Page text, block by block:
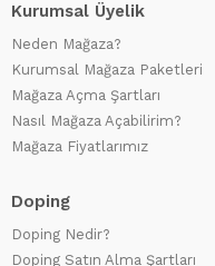
Kurumsal Üyelik
Neden Mağaza?
Kurumsal Mağaza Paketleri
Mağaza Açma Şartları
Nasıl Mağaza Açabilirim?
Mağaza Fiyatlarımız
Doping
Doping Nedir?
Doping Satın Alma Şartları